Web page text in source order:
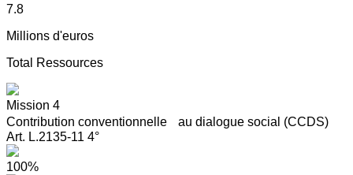
7.8
Millions d'euros
Total Ressources
Mission 4
Contribution conventionnelle au dialogue social (CCDS)
Art. L.2135-11 4°
100%